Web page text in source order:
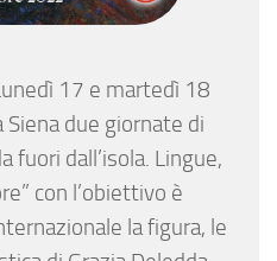
17 e martedì 18
due giornate di
fuori dall’isola. Lingue,
con l’obiettivo è
la figura, le